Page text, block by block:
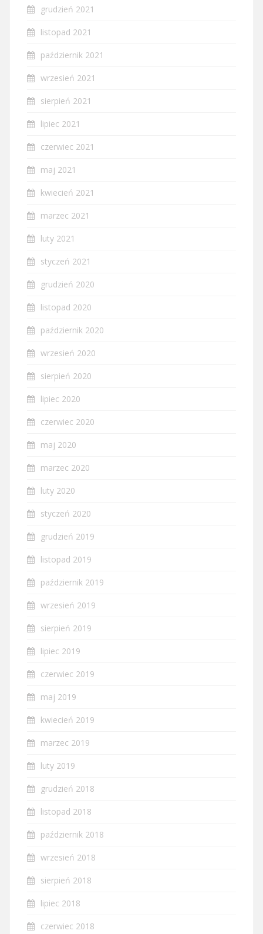
grudzień 2021
listopad 2021
październik 2021
wrzesień 2021
sierpień 2021
lipiec 2021
czerwiec 2021
maj 2021
kwiecień 2021
marzec 2021
luty 2021
styczeń 2021
grudzień 2020
listopad 2020
październik 2020
wrzesień 2020
sierpień 2020
lipiec 2020
czerwiec 2020
maj 2020
marzec 2020
luty 2020
styczeń 2020
grudzień 2019
listopad 2019
październik 2019
wrzesień 2019
sierpień 2019
lipiec 2019
czerwiec 2019
maj 2019
kwiecień 2019
marzec 2019
luty 2019
grudzień 2018
listopad 2018
październik 2018
wrzesień 2018
sierpień 2018
lipiec 2018
czerwiec 2018